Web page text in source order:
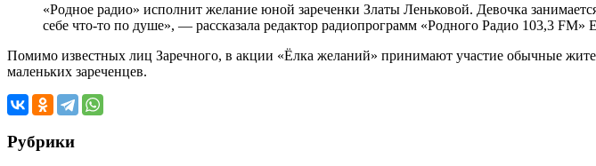
«Родное радио» исполнит желание юной зареченки Златы Леньковой. Девочка
себе что-то по душе», — рассказала редактор радиопрограмм «Родного Радио 103,3 FM»
Помимо известных лиц Заречного, в акции «Ёлка желаний» принимают участие обычные
маленьких зареченцев.
Рубрики